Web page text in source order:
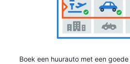
Boek een huurauto met een goede